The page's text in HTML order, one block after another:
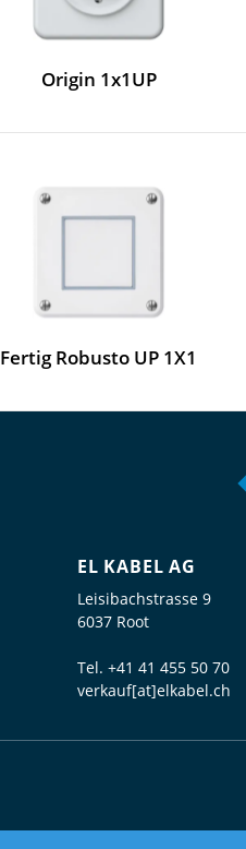
Origin 1x1UP
Fertig Robusto UP 1X1
EL KABEL AG
Leisibachstrasse 9
6037 Root
Tel. +41 41 455 50 70
verkauf[at]elkabel.ch